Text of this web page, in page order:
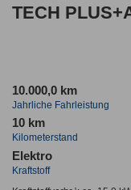
TECH
10.000,0 km
Jahrliche Fahrleistung
10 km
Kilometerstand
Elektro
Kraftstoff